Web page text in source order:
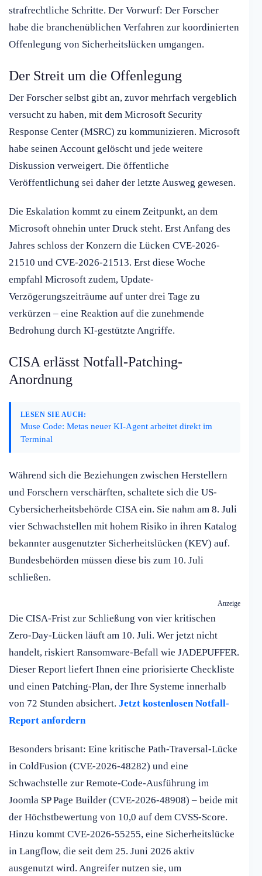
strafrechtliche Schritte. Der Vorwurf: Der Forscher
habe die branchenüblichen Verfahren zur koordinierten
Offenlegung von Sicherheitslücken umgangen.
Der Streit um die Offenlegung
Der Forscher selbst gibt an, zuvor mehrfach vergeblich
versucht zu haben, mit dem Microsoft Security
Response Center (MSRC) zu kommunizieren. Microsoft
habe seinen Account gelöscht und jede weitere
Diskussion verweigert. Die öffentliche
Veröffentlichung sei daher der letzte Ausweg gewesen.
Die Eskalation kommt zu einem Zeitpunkt, an dem
Microsoft ohnehin unter Druck steht. Erst Anfang des
Jahres schloss der Konzern die Lücken CVE-2026-
21510 und CVE-2026-21513. Erst diese Woche
empfahl Microsoft zudem, Update-
Verzögerungszeiträume auf unter drei Tage zu
verkürzen – eine Reaktion auf die zunehmende
Bedrohung durch KI-gestützte Angriffe.
CISA erlässt Notfall-Patching-
Anordnung
LESEN SIE AUCH:
Muse Code: Metas neuer KI-Agent arbeitet direkt im
Terminal
Während sich die Beziehungen zwischen Herstellern
und Forschern verschärften, schaltete sich die US-
Cybersicherheitsbehörde CISA ein. Sie nahm am 8. Juli
vier Schwachstellen mit hohem Risiko in ihren Katalog
bekannter ausgenutzter Sicherheitslücken (KEV) auf.
Bundesbehörden müssen diese bis zum 10. Juli
schließen.
Anzeige
Die CISA-Frist zur Schließung von vier kritischen
Zero-Day-Lücken läuft am 10. Juli. Wer jetzt nicht
handelt, riskiert Ransomware-Befall wie JADEPUFFER.
Dieser Report liefert Ihnen eine priorisierte Checkliste
und einen Patching-Plan, der Ihre Systeme innerhalb
von 72 Stunden absichert. Jetzt kostenlosen Notfall-
Report anfordern
Besonders brisant: Eine kritische Path-Traversal-Lücke
in ColdFusion (CVE-2026-48282) und eine
Schwachstelle zur Remote-Code-Ausführung im
Joomla SP Page Builder (CVE-2026-48908) – beide mit
der Höchstbewertung von 10,0 auf dem CVSS-Score.
Hinzu kommt CVE-2026-55255, eine Sicherheitslücke
in Langflow, die seit dem 25. Juni 2026 aktiv
ausgenutzt wird. Angreifer nutzen sie, um